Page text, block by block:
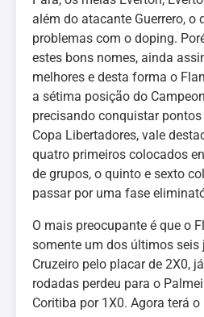
além do atacante Guerrero, o
problemas com o doping.
estes bons nomes, ainda
melhores e desta forma o
a sétima posição do
precisando conquistar
Copa Libertadores, vale
quatro primeiros colocados
de grupos, o quinto e sexto
passar por uma fase
O mais preocupante é que o
somente um dos últimos seis
Cruzeiro pelo placar de 2X0,
rodadas perdeu para o
Coritiba por 1X0. Agora terá